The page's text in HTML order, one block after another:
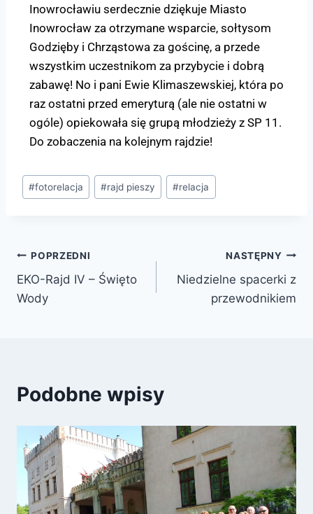
Inowrocławiu serdecznie dziękuje Miasto
Inowrocław za otrzymane wsparcie, sołtysom
Godzięby i Chrząstowa za gościnę, a przede
wszystkim uczestnikom za przybycie i dobrą
zabawę! No i pani Ewie Klimaszewskiej, która po
raz ostatni przed emeryturą (ale nie ostatni w
ogóle) opiekowała się grupą młodzieży z SP 11.
Do zobaczenia na kolejnym rajdzie!
#fotorelacja #rajd pieszy #relacja
POPRZEDNI
EKO-Rajd IV – Święto
Wody
NASTĘPNY
Niedzielne spacerki z
przewodnikiem
Podobne wpisy